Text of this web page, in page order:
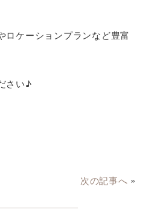
ロケーションプランなど豊富
さい♪
次の記事へ »